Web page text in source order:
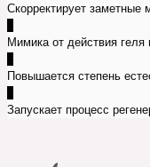
Скорректирует заметные
Мимика от действия геля
Повышается степень
Запускает процесс